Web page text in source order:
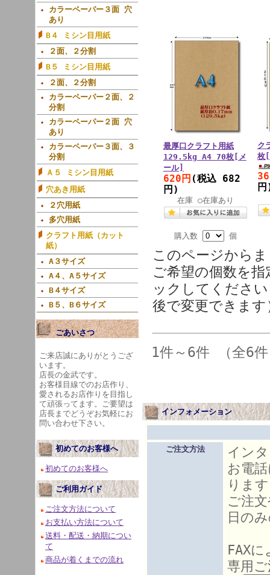
カラーペーパー３面 穴
あり
B４ ミシン目用紙
２面、２分割
B５ ミシン目用紙
２面、２分割
カラーペーパー２面、２
分割
カラーペーパー２面 穴
あり
カラーペーパー３面、３
分割
Ａ５ ミシン目用紙
穴あき用紙
２穴用紙
多穴用紙
クラフト用紙（カット
紙）
A３サイズ
A４、A５サイズ
B４サイズ
B５、B６サイズ
ごあいさつ
ご来店誠にありがとうござ
います。
店長の金武です。
お客様目線でのお店作り、
愛されるお店作りを目指し
て頑張ってます。ご要望は
店長までどうぞお気軽にお
問い合わせ下さい。
初めてのお客様へ
初めてのお客様へ
ご利用ガイド
ご注文方法について
お支払い方法について
送料・配送・納期につい
て
商品が着くまでの流れ
最厚口クラフト用紙
129.5kg A4 70枚[メ
ール]
620円 (税込 682
円)
在庫 ○在庫あり
購入数 個
ク
枚
このページから
ご希望の個数を
ックしてくださ
後で変更できます
1件～6件 （全6
インフォメーション
ご注文方法
イン
お電
りま
ご注
日の
FAX
専用